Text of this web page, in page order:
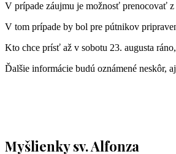
V prípade záujmu je možnosť prenocovať
V tom prípade by bol pre pútnikov
Kto chce prísť až v sobotu 23. augusta
Ďalšie informácie budú oznámené neskôr,
Myšlienky sv. Alfonza